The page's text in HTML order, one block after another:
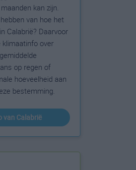
kan zijn.
van hoe het
Calabrië? Daarvoor
klimaatinfo over
op regen of
hoeveelheid aan
bestemming.
van Calabrië